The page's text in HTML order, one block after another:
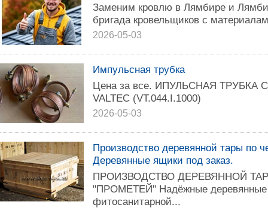
Заменим кровлю в Лямбире и
бригада кровельщиков с
2026-05-03
Импульсная трубка
Цена за все. ИПУЛЬСНАЯ ТРУБКА
VALTEC (VT.044.I.1000)
2026-05-03
Производство деревянной тары по
Деревянные ящики под заказ.
ПРОИЗВОДСТВО ДЕРЕВЯННОЙ
"ПРОМЕТЕЙ" Надёжные деревянные
фитосанитарной...